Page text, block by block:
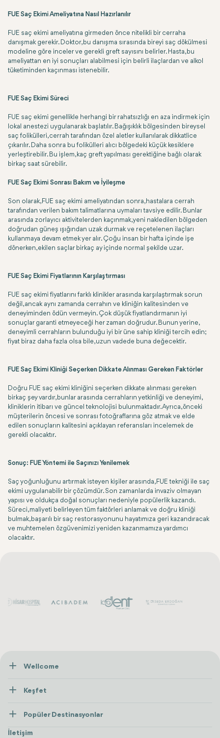
FUE Saç Ekimi Ameliyatına Nasıl Hazırlanılır
FUE saç ekimi ameliyatına girmeden önce nitelikli bir cerraha
danışmak gerekir. Doktor, bu danışma sırasında bireyi saç dökülmesi
modeline göre inceler ve gerekli greft sayısını belirler. Hasta, bu
ameliyattan en iyi sonuçları alabilmesi için belirli ilaçlardan ve alkol
tüketiminden kaçınması istenebilir.
FUE Saç Ekimi Süreci
FUE saç ekimi genellikle herhangi bir rahatsızlığı en aza indirmek için
lokal anestezi uygulanarak başlatılır. Bağışıklık bölgesinden bireysel
saç folikülleri, cerrah tarafından özel aletler kullanılarak dikkatlice
çıkarılır. Daha sonra bu folikülleri alıcı bölgedeki küçük kesiklere
yerleştirebilir. Bu işlem, kaç greft yapılması gerektiğine bağlı olarak
birkaç saat sürebilir.
FUE Saç Ekimi Sonrası Bakım ve İyileşme
Son olarak, FUE saç ekimi ameliyatından sonra, hastalara cerrah
tarafından verilen bakım talimatlarına uymaları tavsiye edilir. Bunlar
arasında zorlayıcı aktivitelerden kaçınmak, yeni nakledilen bölgeden
doğrudan güneş ışığından uzak durmak ve reçetelenen ilaçları
kullanmaya devam etmek yer alır. Çoğu insan bir hafta içinde işe
dönerken, ekilen saçlar birkaç ay içinde normal şekilde uzar.
FUE Saç Ekimi Fiyatlarının Karşılaştırması
FUE saç ekimi fiyatlarını farklı klinikler arasında karşılaştırmak sorun
değil, ancak aynı zamanda cerrahın ve kliniğin kalitesinden ve
deneyiminden ödün vermeyin. Çok düşük fiyatlandırmanın iyi
sonuçlar garanti etmeyeceği her zaman doğrudur. Bunun yerine,
deneyimli cerrahların bulunduğu iyi bir üne sahip kliniği tercih edin;
fiyat biraz daha fazla olsa bile, uzun vadede buna değecektir.
FUE Saç Ekimi Kliniği Seçerken Dikkate Alınması Gereken Faktörler
Doğru FUE saç ekimi kliniğini seçerken dikkate alınması gereken
birkaç şey vardır, bunlar arasında cerrahların yetkinliği ve deneyimi,
kliniklerin itibarı ve güncel teknolojisi bulunmaktadır. Ayrıca, önceki
müşterilerin öncesi ve sonrası fotoğraflarına göz atmak ve elde
edilen sonuçların kalitesini açıklayan referansları incelemek de
gerekli olacaktır.
Sonuç: FUE Yöntemi ile Saçınızı Yenilemek
Saç yoğunluğunu artırmak isteyen kişiler arasında, FUE tekniği ile saç
ekimi uygulanabilir bir çözümdür. Son zamanlarda invaziv olmayan
yapısı ve oldukça doğal sonuçları nedeniyle popülerlik kazandı.
Süreci, maliyeti belirleyen tüm faktörleri anlamak ve doğru kliniği
bulmak, başarılı bir saç restorasyonunu hayatımıza geri kazandıracak
ve muhtemelen özgüvenimizi yeniden kazanmamıza yardımcı
olacaktır.
Wellcome
İletişim
Keşfet
Wellness
Konaklama
Popüler Destinasyonlar
Tümünü Gör
İletişim